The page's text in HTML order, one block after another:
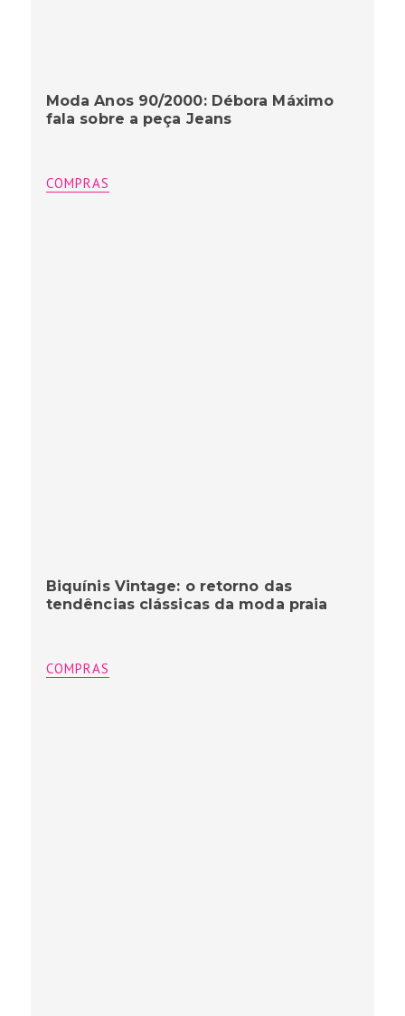
Moda Anos 90/2000: Débora Máximo
fala sobre a peça Jeans
COMPRAS
Biquínis Vintage: o retorno das
tendências clássicas da moda praia
COMPRAS